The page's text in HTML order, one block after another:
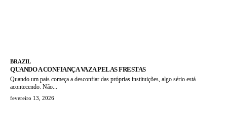
BRAZIL
QUANDO A CONFIANÇA VAZA PELAS FRESTAS
Quando um país começa a desconfiar das próprias instituições, algo sério está
acontecendo. Não...
fevereiro 13, 2026